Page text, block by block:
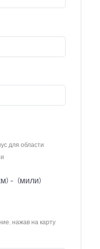
для области
- (мили)
нажав на карту